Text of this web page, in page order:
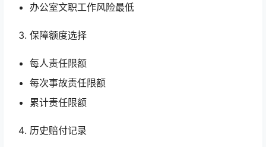
办公室文职工作风险最低
保障额度选择
每人责任限额
每次事故责任限额
累计责任限额
历史赔付记录